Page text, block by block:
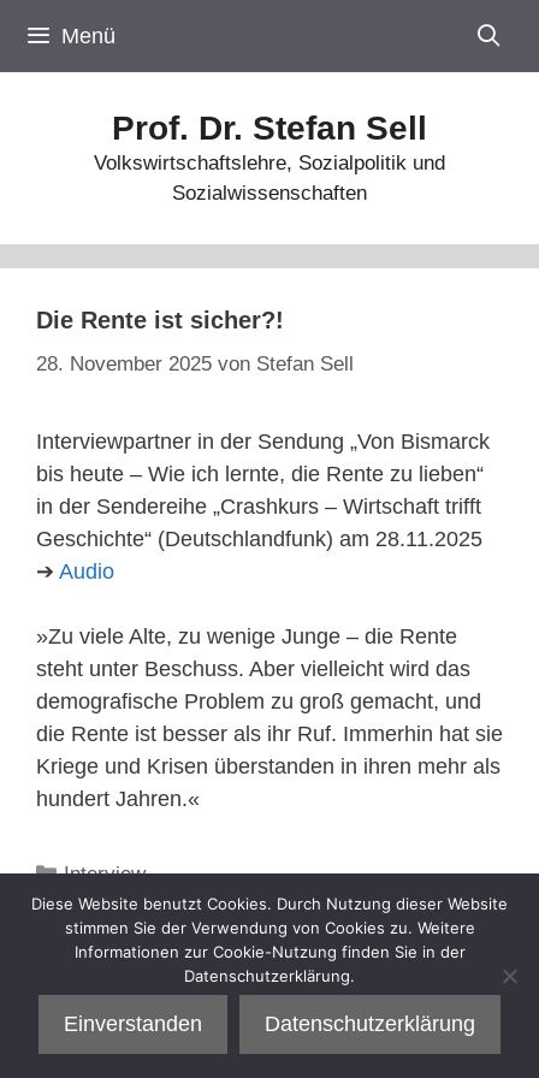
Inhalt
springen
Menü
Prof. Dr. Stefan Sell
Volkswirtschaftslehre, Sozialpolitik und
Sozialwissenschaften
Die Rente ist sicher?!
28. November 2025 von Stefan Sell
Interviewpartner in der Sendung „Von Bismarck
bis heute – Wie ich lernte, die Rente zu lieben“
in der Sendereihe „Crashkurs – Wirtschaft trifft
Geschichte“ (Deutschlandfunk) am 28.11.2025
➔ Audio
»Zu viele Alte, zu wenige Junge – die Rente
steht unter Beschuss. Aber vielleicht wird das
demografische Problem zu groß gemacht, und
die Rente ist besser als ihr Ruf. Immerhin hat sie
Kriege und Krisen überstanden in ihren mehr als
hundert Jahren.«
Kategorien
Interview
Diese Website benutzt Cookies. Durch Nutzung dieser Website
stimmen Sie der Verwendung von Cookies zu. Weitere
Informationen zur Cookie-Nutzung finden Sie in der
Datenschutzerklärung.
Einverstanden Datenschutzerklärung